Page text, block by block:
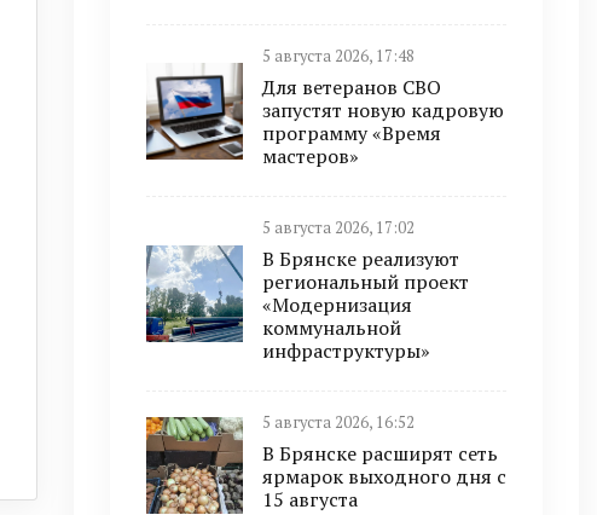
5 августа 2026, 17:48
Для ветеранов СВО
запустят новую кадровую
программу «Время
мастеров»
5 августа 2026, 17:02
В Брянске реализуют
региональный проект
«Модернизация
коммунальной
инфраструктуры»
5 августа 2026, 16:52
В Брянске расширят сеть
ярмарок выходного дня с
15 августа